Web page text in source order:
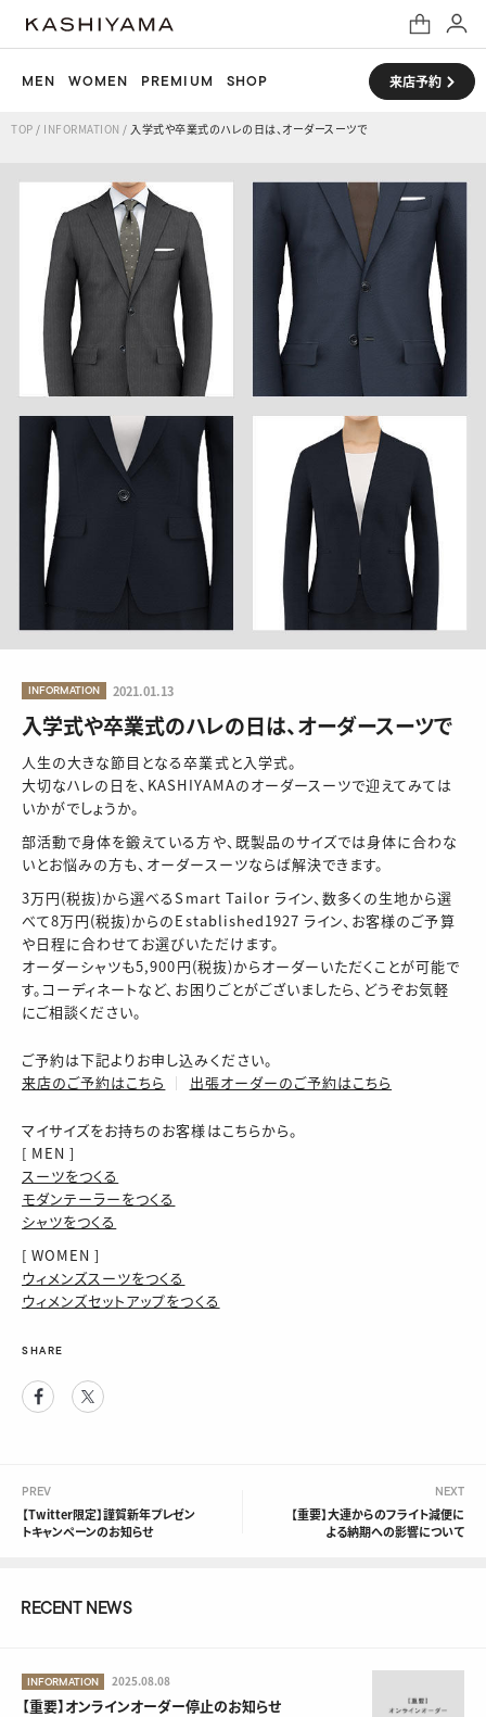
MEN WOMEN PREMIUM SHOP 来店予約
TOP / INFORMATION / 入学式や卒業式のハレの日は、オーダースーツで
INFORMATION 2021.01.13
入学式や卒業式のハレの日は、オーダースーツで
人生の大きな節目となる卒業式と入学式。
大切なハレの日を、KASHIYAMAのオーダースーツで迎えてみては
いかがでしょうか。
部活動で身体を鍛えている方や、既製品のサイズでは身体に合わな
いとお悩みの方も、オーダースーツならば解決できます。
3万円(税抜)から選べるSmart Tailor ライン、数多くの生地から選
べて8万円(税抜)からのEstablished1927 ライン、お客様のご予算
や日程に合わせてお選びいただけます。
オーダーシャツも5,900円(税抜)からオーダーいただくことが可能で
す。コーディネートなど、お困りごとがございましたら、どうぞお気軽
にご相談ください。
ご予約は下記よりお申し込みください。
来店のご予約はこちら
│ 出張オーダーのご予約はこちら
マイサイズをお持ちのお客様はこちらから。
[ MEN ]
スーツをつくる
モダンテーラーをつくる
シャツをつくる
[ WOMEN ]
ウィメンズスーツをつくる
ウィメンズセットアップをつくる
SHARE
Facebook
PREV
【Twitter限定】謹賀新年プレゼン
トキャンペーンのお知らせ
NEXT
【重要】大連からのフライト減便に
よる納期への影響について
RECENT NEWS
INFORMATION 2025.08.08
【重要】オンラインオーダー停止のお知らせ